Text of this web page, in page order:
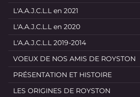
L'A.A.J.C.L.L en 2021
L'A.A.J.C.L.L en 2020
L'A.A.J.C.L.L 2019-2014
VOEUX DE NOS AMIS DE ROYSTON
PRÉSENTATION ET HISTOIRE
LES ORIGINES DE ROYSTON